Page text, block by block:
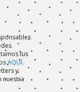
tus
AQUÍ.
y
nuestra